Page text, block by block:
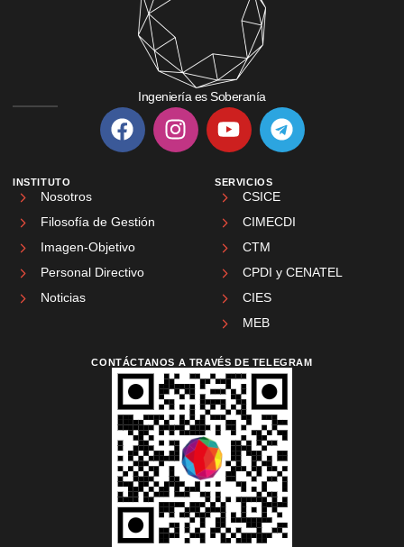
Ingeniería es Soberanía
INSTITUTO
Nosotros
Filosofía de Gestión
Imagen-Objetivo
Personal Directivo
Noticias
SERVICIOS
CSICE
CIMECDI
CTM
CPDI y CENATEL
CIES
MEB
CONTÁCTANOS A TRAVÉS DE TELEGRAM